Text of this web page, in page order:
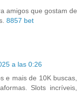
amigos que gostam de
8857 bet
a las 0:26
e mais de 10K buscas,
Slots incríveis,